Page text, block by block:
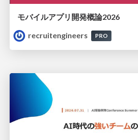
モバイルアプリ開発概論2026
recruitengineers
PRO